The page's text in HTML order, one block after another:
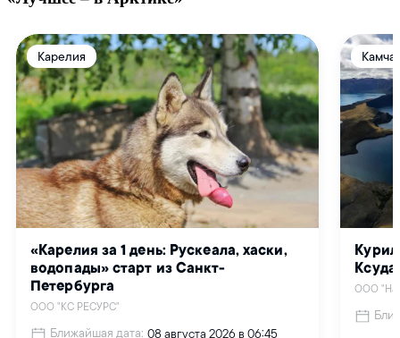
Презентационный видеоролик экопроекта «Хозяин Арктики»,
Самое трудное в экспедиции – это ждать! Участникам
экопроекта «Хозяин Арктики» приходилось это делать
неделями. Вначале ждали летной погоды, чтобы выполнить
все маршруты, затем погоды, чтобы улететь домой…
Старожилы предупреждали, что планировать в этих местах
ничего нельзя, здесь все решает сама Арктика.
А вот защитить себя от человека ей удается не всегда.
Поэтому наряду с развитием и освоением северных
территорий мы должны заботиться о том, чтобы там
комфортно жилось и людям, и исконным хозяевам Арктики –
белым медведям, которые, увы, обитают теперь
и на страницах Красной книги.
Экспедиция «Хозяин Арктики» на архипелаге
Земля Франца-Иосифа
«Лучшее – в Арктике»